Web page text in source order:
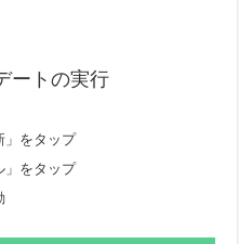
ートの実行
」をタップ
」をタップ